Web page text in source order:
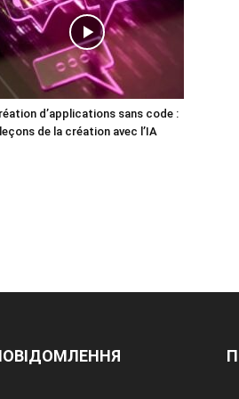
d’applications sans code :
de la création avec l’IA